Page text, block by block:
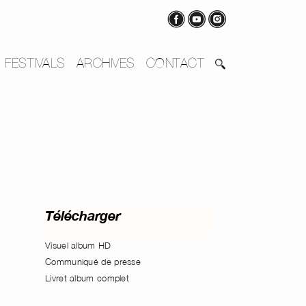
FESTIVALS ARCHIVES CONTACT
Télécharger
Visuel album HD
Communiqué de presse
Livret album complet